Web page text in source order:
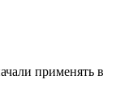
применять в